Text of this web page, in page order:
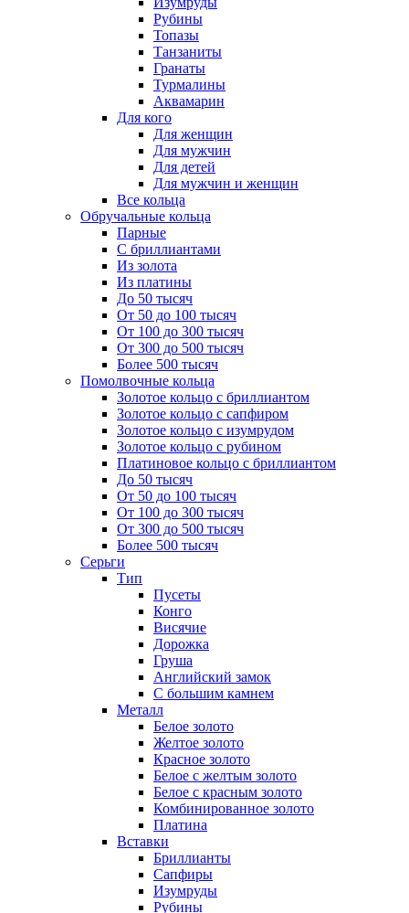
Рубины
Топазы
Танзаниты
Гранаты
Турмалины
Аквамарин
Для кого
Для женщин
Для мужчин
Для детей
Для мужчин и женщин
Все кольца
Обручальные кольца
Парные
С бриллиантами
Из золота
Из платины
До 50 тысяч
От 50 до 100 тысяч
От 100 до 300 тысяч
От 300 до 500 тысяч
Более 500 тысяч
Помолвочные кольца
Золотое кольцо с бриллиантом
Золотое кольцо с сапфиром
Золотое кольцо с изумрудом
Золотое кольцо с рубином
Платиновое кольцо с бриллиантом
До 50 тысяч
От 50 до 100 тысяч
От 100 до 300 тысяч
От 300 до 500 тысяч
Более 500 тысяч
Серьги
Тип
Пусеты
Конго
Висячие
Дорожка
Груша
Английский замок
С большим камнем
Металл
Белое золото
Желтое золото
Красное золото
Белое с желтым золото
Белое с красным золото
Комбинированное золото
Платина
Вставки
Бриллианты
Сапфиры
Изумруды
Рубины